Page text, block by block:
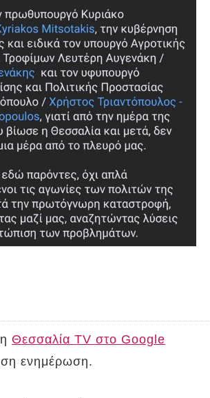
Θεσσαλία TV στο Google
ενημέρωση.